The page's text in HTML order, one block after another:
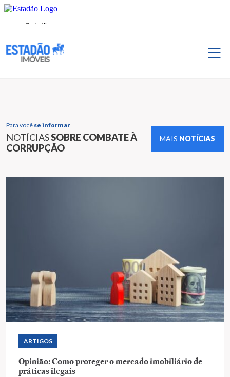
Para você se informar
NOTÍCIASSOBRE COMBATE À
CORRUPÇÃO
MAIS NOTÍCIAS
ARTIGOS
Opinião: Como proteger o mercado imobiliário de
práticas ilegais